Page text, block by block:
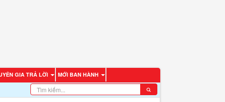
GIA TRẢ LỜI MỚI BAN HÀNH